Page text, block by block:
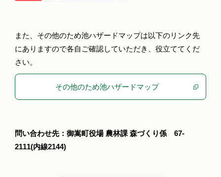
また、その他のため池ハザードマップは以下のリンク先
にありますので各自ご確認していただき、役立ててくだ
さい。
その他のため池ハザードマップ
問い合わせ先：御嵩町役場 農林課 森づくり係 67-
2111(内線2144)